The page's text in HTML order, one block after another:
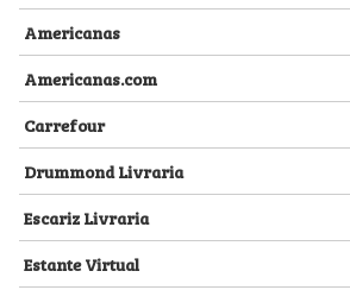
Americanas
Americanas.com
Carrefour
Drummond Livraria
Escariz Livraria
Estante Virtual